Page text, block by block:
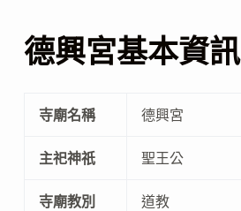
德興宮基本資訊
寺廟名稱 德興宮
主祀神祇 聖王公
寺廟教別 道教